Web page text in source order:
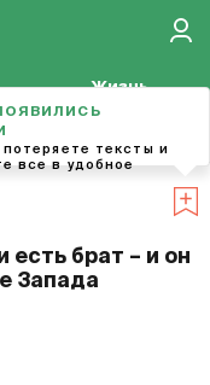
Жизнь
есть брат – и он
Запада
тексты и
все в удобное